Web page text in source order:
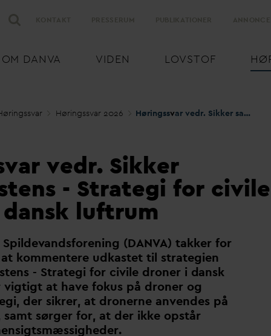
OM DANVA VIDEN LOVSTOF
var Høringssvar 2026 Høringssvar vedr. Sikker sameksistens - Strategi for civile droner i
vedr. Sikker
- Strategi for civile
luftrum
vandsforening (DANVA) takker for
kommentere udkastet til strategien
- Strategi for civile droner i dansk
vigtigt at have fokus på droner og
der sikrer, at dronerne anvendes på
sørger for, at der ikke opstår